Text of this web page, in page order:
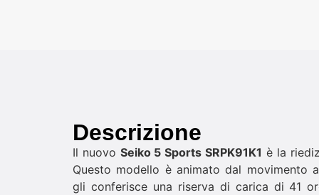
Descrizione
Il nuovo Seiko 5 Sports SRPK91K1 è la
Questo modello è animato dal movimento
gli conferisce una riserva di carica di 41